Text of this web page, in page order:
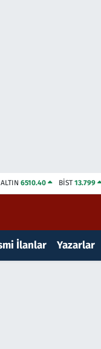
ALTIN 6510.40 BİST13.799
İlanlar Yazarlar